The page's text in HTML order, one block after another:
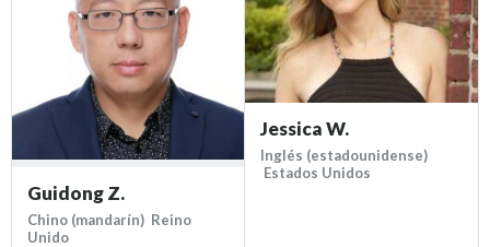
Guidong Z.
Chino (mandarín) Reino
Unido
Jessica W.
Inglés (estadounidense)
Estados Unidos